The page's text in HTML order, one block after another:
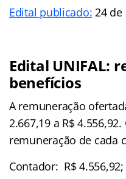
Edital publicado: 24 de
Edital UNIFAL:
benefícios
A remuneração
2.667,19 a R$
remuneração de cada
Contador: R$ 4.556,92;